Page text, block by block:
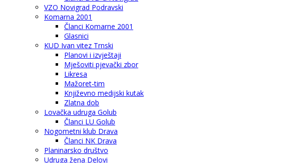
VZO Novigrad Podravski
Komarna 2001
Članci Komarne 2001
Glasnici
KUD Ivan vitez Trnski
Planovi i izvještaji
Mješoviti pjevački zbor
Likresa
Mažoret-tim
Književno medijski kutak
Zlatna dob
Lovačka udruga Golub
Članci LU Golub
Nogometni klub Drava
Članci NK Drava
Planinarsko društvo
Udruga žena Delovi